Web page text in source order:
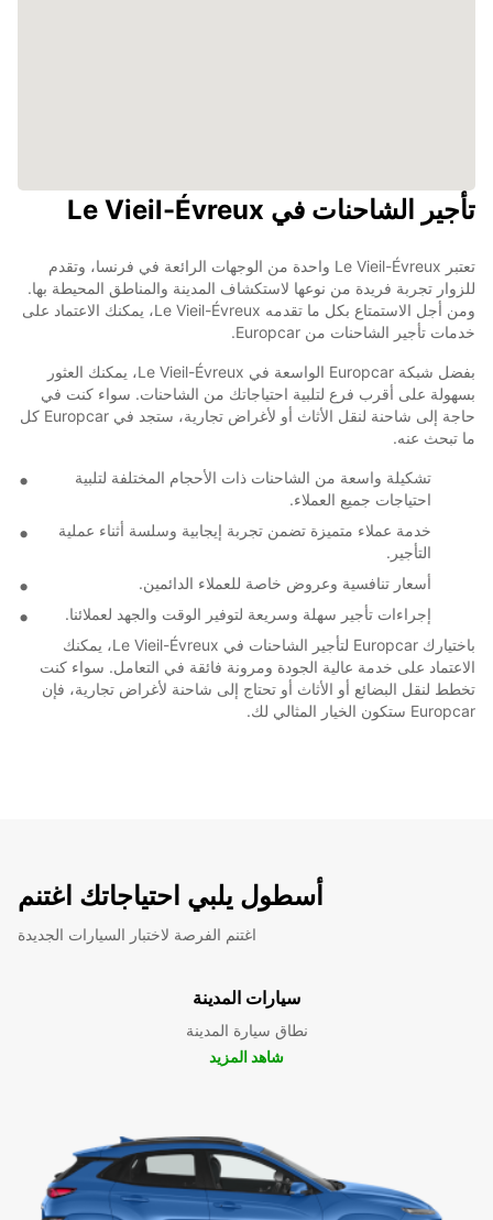
تأجير الشاحنات في Le Vieil-Évreux
تعتبر Le Vieil-Évreux واحدة من الوجهات الرائعة في فرنسا، وتقدم
للزوار تجربة فريدة من نوعها لاستكشاف المدينة والمناطق المحيطة بها.
ومن أجل الاستمتاع بكل ما تقدمه Le Vieil-Évreux، يمكنك الاعتماد على
خدمات تأجير الشاحنات من Europcar.
بفضل شبكة Europcar الواسعة في Le Vieil-Évreux، يمكنك العثور
بسهولة على أقرب فرع لتلبية احتياجاتك من الشاحنات. سواء كنت في
حاجة إلى شاحنة لنقل الأثاث أو لأغراض تجارية، ستجد في Europcar كل
ما تبحث عنه.
تشكيلة واسعة من الشاحنات ذات الأحجام المختلفة لتلبية
احتياجات جميع العملاء.
خدمة عملاء متميزة تضمن تجربة إيجابية وسلسة أثناء عملية
التأجير.
أسعار تنافسية وعروض خاصة للعملاء الدائمين.
إجراءات تأجير سهلة وسريعة لتوفير الوقت والجهد لعملائنا.
باختيارك Europcar لتأجير الشاحنات في Le Vieil-Évreux، يمكنك
الاعتماد على خدمة عالية الجودة ومرونة فائقة في التعامل. سواء كنت
تخطط لنقل البضائع أو الأثاث أو تحتاج إلى شاحنة لأغراض تجارية، فإن
Europcar ستكون الخيار المثالي لك.
أسطول يلبي احتياجاتك اغتنم
اغتنم الفرصة لاختبار السيارات الجديدة
سيارات المدينة
نطاق سيارة المدينة
شاهد المزيد